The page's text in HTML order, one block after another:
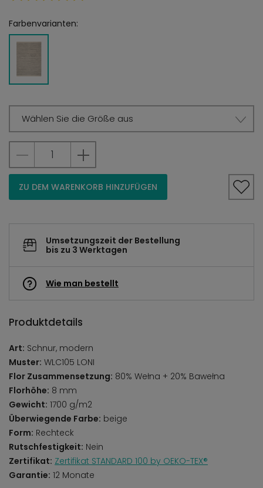
Farbenvarianten:
Wählen Sie die Größe aus
ZU DEM WARENKORB HINZUFÜGEN
Umsetzungszeit der Bestellung
bis zu 3 Werktagen
Wie man bestellt
Produktdetails
Art: Schnur, modern
Muster: WLC105 LONI
Flor Zusammensetzung: 80% Wełna + 20% Bawełna
Florhöhe: 8 mm
Gewicht: 1700 g/m2
Überwiegende Farbe: beige
Form: Rechteck
Rutschfestigkeit: Nein
Zertifikat: Zertifikat STANDARD 100 by OEKO-TEX®
Garantie: 12 Monate